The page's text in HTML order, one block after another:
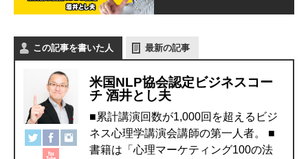
この記事を書いた人 最新の記事
米国NLP協会認定ビジネスコー
チ 酒井とし夫
■累計講演回数が1,000回を超えるビジ
ネス心理学講演会講師の第一人者。 ■
書籍は「心理マーケティング100の法